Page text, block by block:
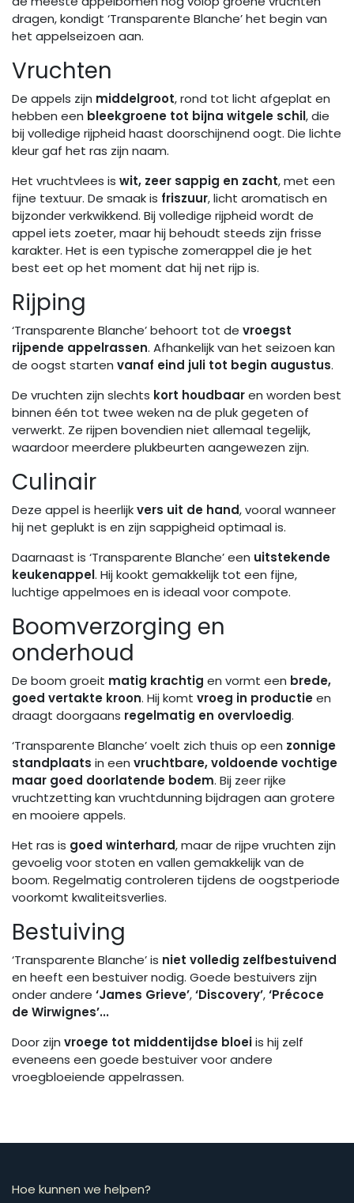
dragen, kondigt ‘Transparente Blanche’ het begin van
het appelseizoen aan.
Vruchten
De appels zijn middelgroot, rond tot licht afgeplat en
hebben een bleekgroene tot bijna witgele schil, die
bij volledige rijpheid haast doorschijnend oogt. Die lichte
kleur gaf het ras zijn naam.
Het vruchtvlees is wit, zeer sappig en zacht, met een
fijne textuur. De smaak is friszuur, licht aromatisch en
bijzonder verkwikkend. Bij volledige rijpheid wordt de
appel iets zoeter, maar hij behoudt steeds zijn frisse
karakter. Het is een typische zomerappel die je het
best eet op het moment dat hij net rijp is.
Rijping
‘Transparente Blanche’ behoort tot de vroegst
rijpende appelrassen. Afhankelijk van het seizoen kan
de oogst starten vanaf eind juli tot begin augustus.
De vruchten zijn slechts kort houdbaaren worden best
binnen één tot twee weken na de pluk gegeten of
verwerkt. Ze rijpen bovendien niet allemaal tegelijk,
waardoor meerdere plukbeurten aangewezen zijn.
Culinair
Deze appel is heerlijkvers uit de hand, vooral wanneer
hij net geplukt is en zijn sappigheid optimaal is.
Daarnaast is ‘Transparente Blanche’ een uitstekende
keukenappel. Hij kookt gemakkelijk tot een fijne,
luchtige appelmoes en is ideaal voor compote.
Boomverzorging en
onderhoud
De boom groeit matig krachtig en vormt een brede,
goed vertakte kroon. Hij komt vroeg in productieen
draagt doorgaans regelmatig en overvloedig.
‘Transparente Blanche’ voelt zich thuis op een zonnige
standplaats in een vruchtbare, voldoende vochtige
maar goed doorlatende bodem. Bij zeer rijke
vruchtzetting kan vruchtdunning bijdragen aan grotere
en mooiere appels.
Het ras is goed winterhard, maar de rijpe vruchten zijn
gevoelig voor stoten en vallen gemakkelijk van de
boom. Regelmatig controleren tijdens de oogstperiode
voorkomt kwaliteitsverlies.
Bestuiving
‘Transparente Blanche’ is niet volledig zelfbestuivend
en heeft een bestuiver nodig. Goede bestuivers zijn
onder andere ‘James Grieve’,‘Discovery’,‘Précoce
de Wirwignes’...
Door zijn vroege tot middentijdse bloeiis hij zelf
eveneens een goede bestuiver voor andere
vroegbloeiende appelrassen.
Hoe kunnen we helpen?